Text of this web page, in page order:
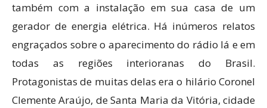
também com a instalação em sua casa de um
gerador de energia elétrica. Há inúmeros relatos
engraçados sobre o aparecimento do rádio lá e em
todas as regiões interioranas do Brasil.
Protagonistas de muitas delas era o hilário Coronel
Clemente Araújo, de Santa Maria da Vitória, cidade